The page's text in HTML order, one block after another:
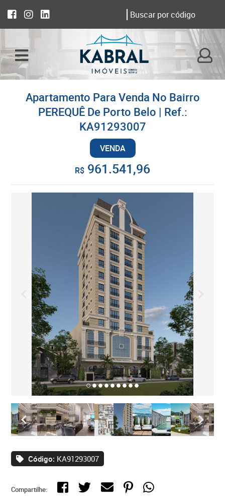
Apartamento Para Venda No Bairro
PEREQUÊ De Porto Belo | Ref.:
KA91293007
VENDA
R$ 961.541,96
Código: KA91293007
Compartilhe: